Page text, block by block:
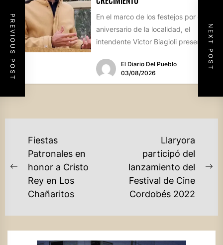
PREVIOUS POST NEXT POST
En el marco de los festejos por el
aniversario de la localidad, el
intendente Víctor Biagioli presentó
El Diario Del Pueblo
03/08/2026
NAVEGACIÓN
ENTRADAS
Previous
post:
Fiestas
Patronales en
honor a Cristo
Rey en Los
Chañaritos
Llaryora
participó del
lanzamiento del
Festival de Cine
Cordobés 2022